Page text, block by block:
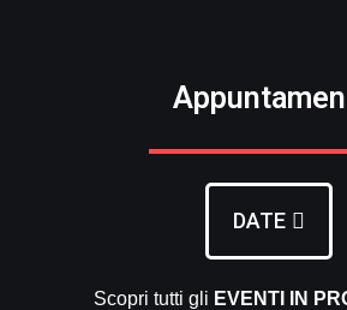
DATE
Scopri tutti gli EVENTI IN